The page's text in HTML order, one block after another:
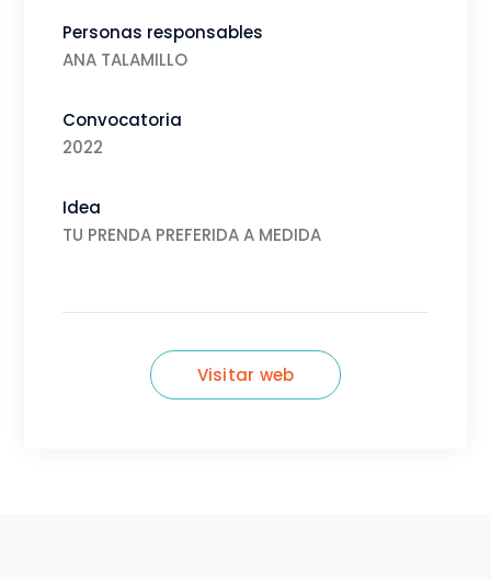
Personas responsables
ANA TALAMILLO
Convocatoria
2022
Idea
TU PRENDA PREFERIDA A MEDIDA
Visitar web